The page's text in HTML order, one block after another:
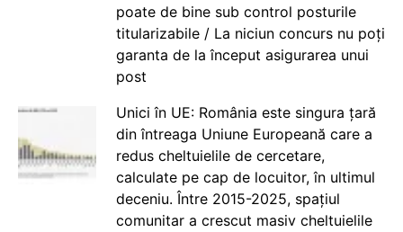
poate de bine sub control posturile
titularizabile / La niciun concurs nu poți
garanta de la început asigurarea unui
post
Unici în UE: România este singura țară
din întreaga Uniune Europeană care a
redus cheltuielile de cercetare,
calculate pe cap de locuitor, în ultimul
deceniu. Între 2015-2025, spațiul
comunitar a crescut masiv cheltuielile